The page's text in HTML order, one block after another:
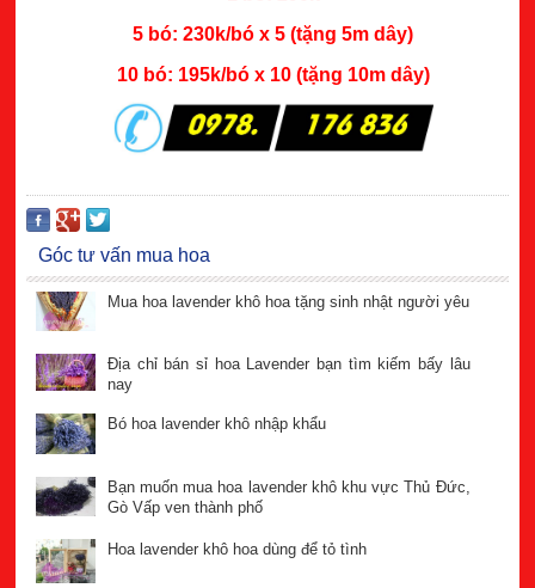
5 bó: 230k/bó x 5 (tặng 5m dây)
10 bó: 195k/bó x 10 (tặng 10m dây)
Góc tư vấn mua hoa
Mua hoa lavender khô hoa tặng sinh nhật người yêu
Địa chỉ bán sỉ hoa Lavender bạn tìm kiếm bấy lâu
nay
Bó hoa lavender khô nhập khẩu
Bạn muốn mua hoa lavender khô khu vực Thủ Đức,
Gò Vấp ven thành phố
Hoa lavender khô hoa dùng để tỏ tình